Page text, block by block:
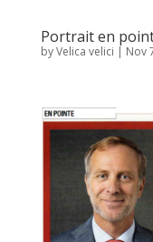
Portrait en
byVelica velici | Nov